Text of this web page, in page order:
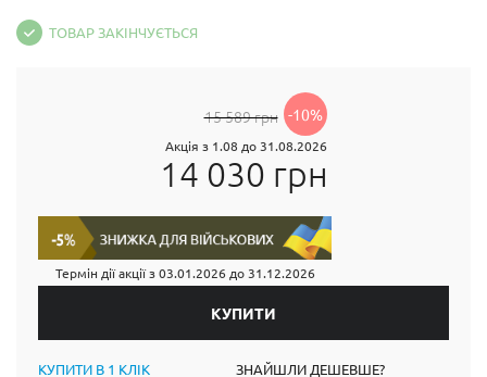
ТОВАР ЗАКІНЧУЄТЬСЯ
15 589 грн -10%
Акція з 1.08 до 31.08.2026
14 030 грн
Термін дії акції з03.01.2026 до 31.12.2026
КУПИТИ В 1 КЛІК ЗНАЙШЛИ ДЕШЕВШЕ?